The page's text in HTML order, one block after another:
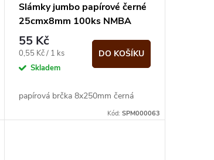
Slámky jumbo papírové černé
25cmx8mm 100ks NMBA
55 Kč
Měrná
cena:
0,55 Kč / 1 ks
Skladem
DO KOŠÍKU
papírová brčka 8x250mm černá
Kód: SPM000063